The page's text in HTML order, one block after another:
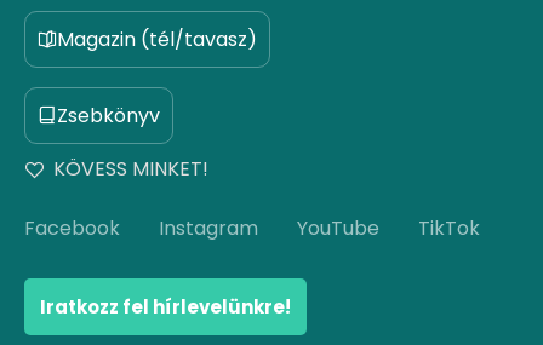
Magazin (tél/tavasz)
Zsebkönyv
KÖVESS MINKET!
Facebook Instagram YouTube TikTok
Iratkozz fel hírlevelünkre!